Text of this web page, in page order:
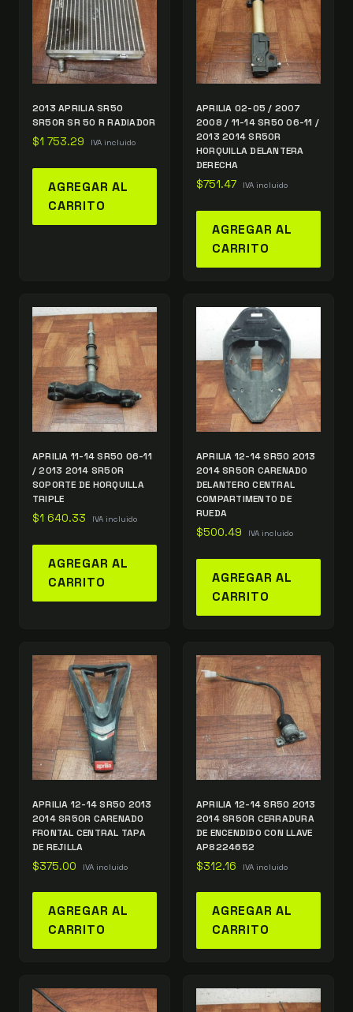
2013 APRILIA SR50
SR50R SR 50 R RADIADOR
$1 753.29 IVA incluido
AGREGAR AL
CARRITO
APRILIA 02-05 / 2007
2008 / 11-14 SR50 06-11 /
2013 2014 SR50R
HORQUILLA DELANTERA
DERECHA
$751.47 IVA incluido
AGREGAR AL
CARRITO
APRILIA 11-14 SR50 06-11
/ 2013 2014 SR50R
SOPORTE DE HORQUILLA
TRIPLE
$1 640.33 IVA incluido
AGREGAR AL
CARRITO
APRILIA 12-14 SR50 2013
2014 SR50R CARENADO
DELANTERO CENTRAL
COMPARTIMENTO DE
RUEDA
$500.49 IVA incluido
AGREGAR AL
CARRITO
APRILIA 12-14 SR50 2013
2014 SR50R CARENADO
FRONTAL CENTRAL TAPA
DE REJILLA
$375.00 IVA incluido
AGREGAR AL
CARRITO
APRILIA 12-14 SR50 2013
2014 SR50R CERRADURA
DE ENCENDIDO CON LLAVE
AP8224652
$312.16 IVA incluido
AGREGAR AL
CARRITO